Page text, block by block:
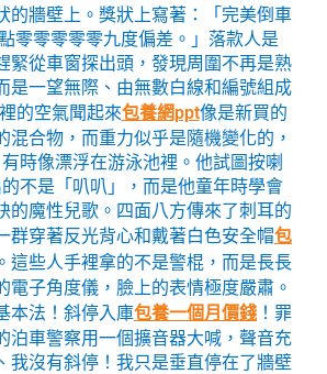
的牆壁上。獎狀上寫著：「完美倒車
零零零零零九度偏差。」落款人是
緊從車窗探出頭，發現周圍不再是熟
是一望無際、由無數白線和編號組成
的空氣聞起來包養網ppt像是新買的
混合物，而重力似乎是隨機變化的，
時像漂浮在游泳池裡。他試圖按喇
不是「叭叭」，而是他童年時學會
的魔性兒歌。四面八方傳來了刺耳的
群穿著反光背心和戴著白色安全帽包
這些人手裡拿的不是警棍，而是長長
電子角度儀，臉上的表情極度嚴肅。
本法！斜停入庫包養一個月價錢 ！罪
泊車警察用一個擴音器大喊，聲音充
我沒有斜停！我只是垂直停在了牆壁